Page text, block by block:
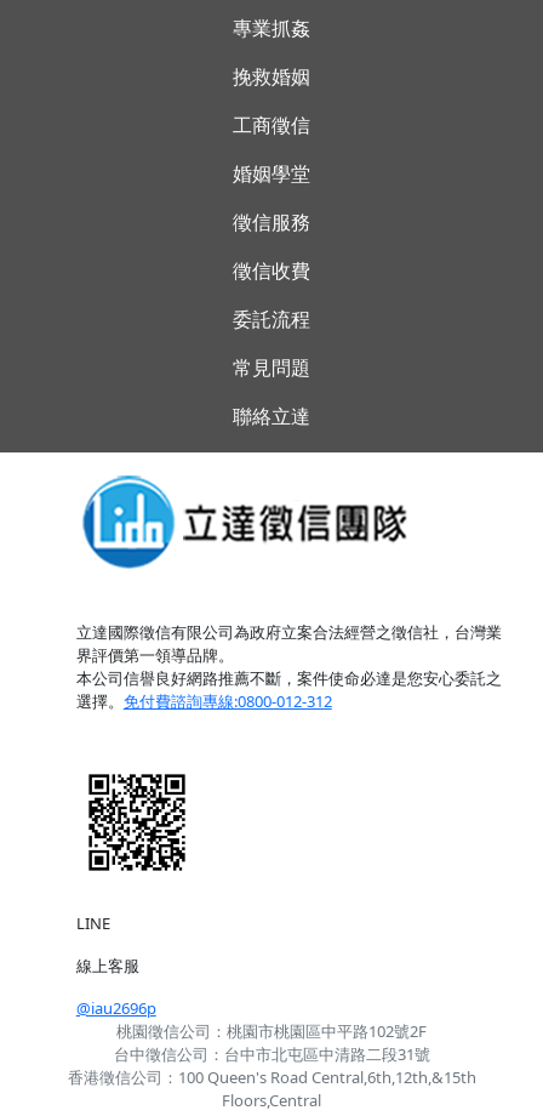
專業抓姦
挽救婚姻
工商徵信
婚姻學堂
徵信服務
徵信收費
委託流程
常見問題
聯絡立達
立達國際徵信有限公司為政府立案合法經營之徵信社，台灣業
界評價第一領導品牌。
本公司信譽良好網路推薦不斷，案件使命必達是您安心委託之
選擇。 免付費諮詢專線:0800-012-312
LINE
線上客服
@iau2696p
桃園徵信公司：桃園市桃園區中平路102號2F
台中徵信公司：台中市北屯區中清路二段31號
香港徵信公司：100 Queen's Road Central,6th,12th,&15th
Floors,Central